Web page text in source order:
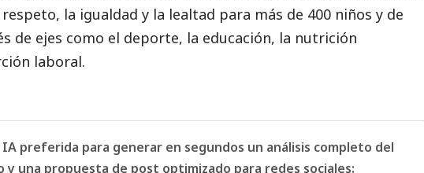
la igualdad y la lealtad para más de 400 niños y de
de ejes como el deporte, la educación, la nutrición
laboral.
IA preferida para generar en segundos un análisis completo del
y una propuesta de post optimizado para redes sociales: